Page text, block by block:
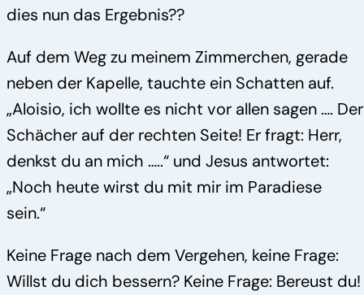
dies nun das Ergebnis??
Auf dem Weg zu meinem Zimmerchen, gerade
neben der Kapelle, tauchte ein Schatten auf.
„Aloisio, ich wollte es nicht vor allen sagen …. Der
Schächer auf der rechten Seite! Er fragt: Herr,
denkst du an mich …..“ und Jesus antwortet:
„Noch heute wirst du mit mir im Paradiese
sein.“
Keine Frage nach dem Vergehen, keine Frage:
Willst du dich bessern? Keine Frage: Bereust du!